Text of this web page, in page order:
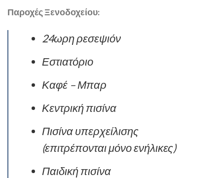
Παροχές Ξενοδοχείου:
24ωρη ρεσεψιόν
Εστιατόριο
Καφέ – Μπαρ
Κεντρική πισίνα
Πισίνα υπερχείλισης
(επιτρέπονται μόνο ενήλικες)
Παιδική πισίνα